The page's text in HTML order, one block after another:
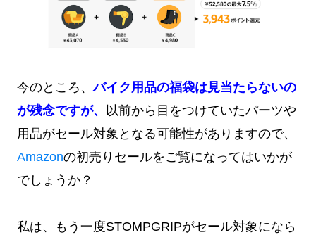
今のところ、バイク用品の福袋は見当たらないの
が残念ですが、 以前から目をつけていたパーツや
用品がセール対象となる可能性がありますので、
Amazonの初売りセールをご覧になってはいかが
でしょうか？
私は、もう一度STOMPGRIPがセール対象になら